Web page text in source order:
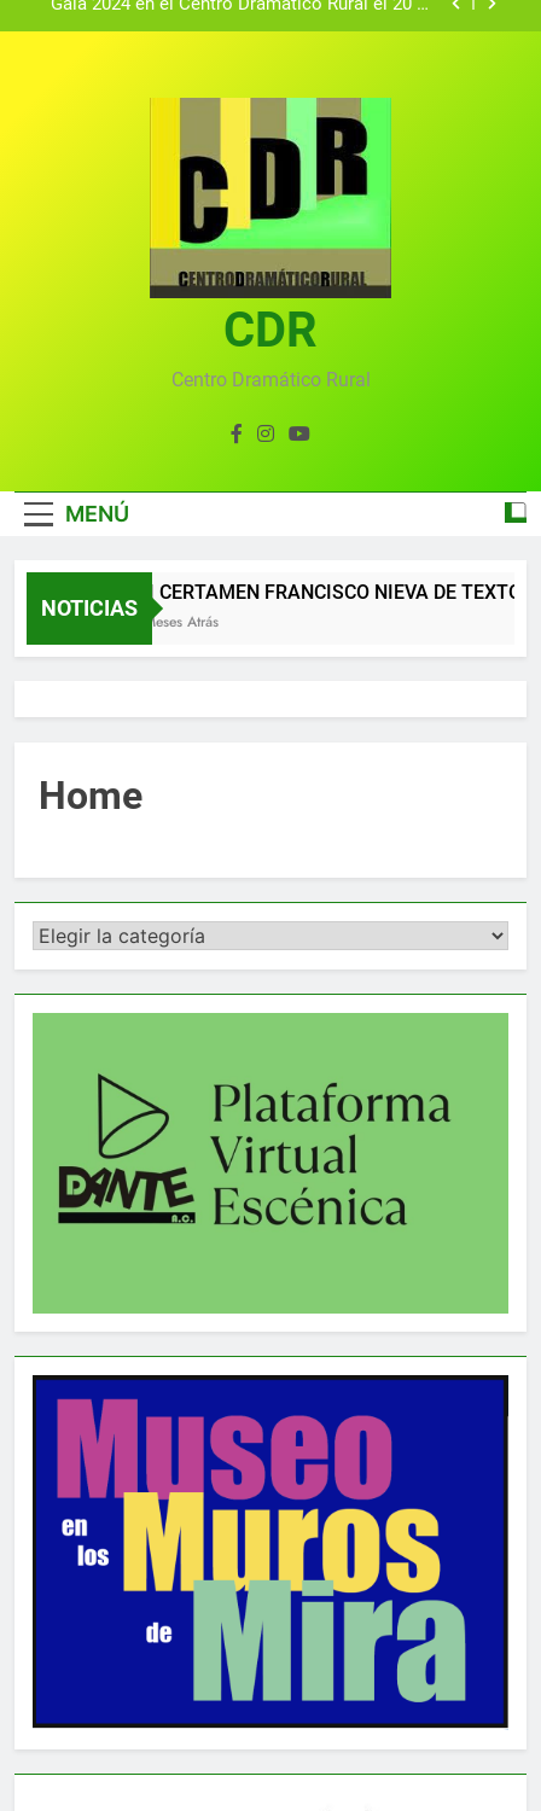
Gala 2024 en el Centro Dramático Rural el 20 de
convocado por el Centro Dramático Rural de Mira
(Cuenca)
Gala anual virtual del Centro Dramático Rural de
Gala del Centro Dramático Rural 2025
Gala 2024 en el Centro Dramático Rural el 20 de
Textos seleccionados en el VI Certamen
Francisco Nieva de piezas breves teatrales
convocado por el Centro Dramático Rural de Mira
Gala anual virtual del Centro Dramático Rural de
CDR
Centro Dramático Rural
MENÚ
NOTICIAS
XII CERTAMEN FRANCISCO NIEVA DE
2 Meses Atrás
Home
Categorías